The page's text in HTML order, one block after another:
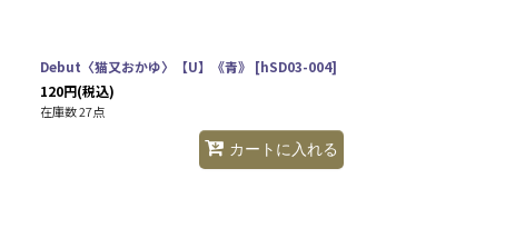
Debut〈猫又おかゆ〉【U】《青》 [hSD03-004]
120円(税込)
在庫数 27点
カートに入れる